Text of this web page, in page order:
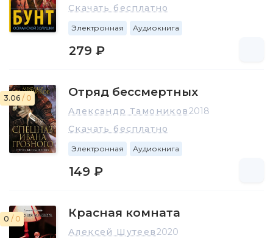
Скачать бесплатно
Электронная Аудиокнига
279 ₽
3.06 / 0 Отряд бессмертных
Александр Тамоников2018
Скачать бесплатно
Электронная Аудиокнига
149 ₽
0 / 0 Красная комната
Алексей Шутеев2020